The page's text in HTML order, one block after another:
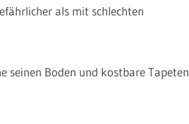
als mit schlechten
seinen Boden und kostbare Tapeten